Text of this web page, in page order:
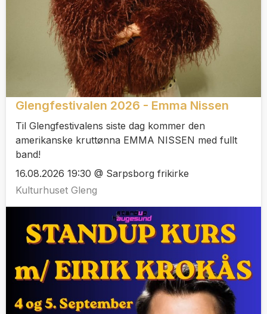
Glengfestivalen 2026 - Emma Nissen
Til Glengfestivalens siste dag kommer den
amerikanske kruttønna EMMA NISSEN med fullt
band!
16.08.2026 19:30 @ Sarpsborg frikirke
Kulturhuset Gleng